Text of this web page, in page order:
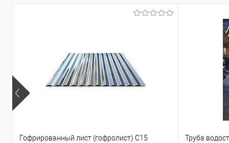
Гофрированный лист (гофролист) С15
Труба